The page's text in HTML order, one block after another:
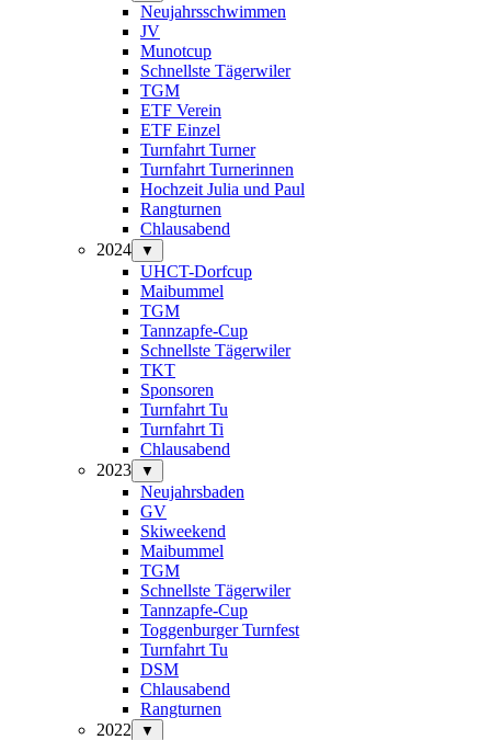
Neujahrsschwimmen
JV
Munotcup
Schnellste Tägerwiler
TGM
ETF Verein
ETF Einzel
Turnfahrt Turner
Turnfahrt Turnerinnen
Hochzeit Julia und Paul
Rangturnen
Chlausabend
2024
▼
UHCT-Dorfcup
Maibummel
TGM
Tannzapfe-Cup
Schnellste Tägerwiler
TKT
Sponsoren
Turnfahrt Tu
Turnfahrt Ti
Chlausabend
2023
▼
Neujahrsbaden
GV
Skiweekend
Maibummel
TGM
Schnellste Tägerwiler
Tannzapfe-Cup
Toggenburger Turnfest
Turnfahrt Tu
DSM
Chlausabend
Rangturnen
2022
▼